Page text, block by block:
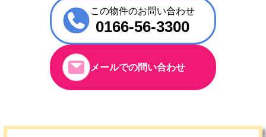
この物件のお問い合わせ
0166-56-3300
メールでの問い合わせ